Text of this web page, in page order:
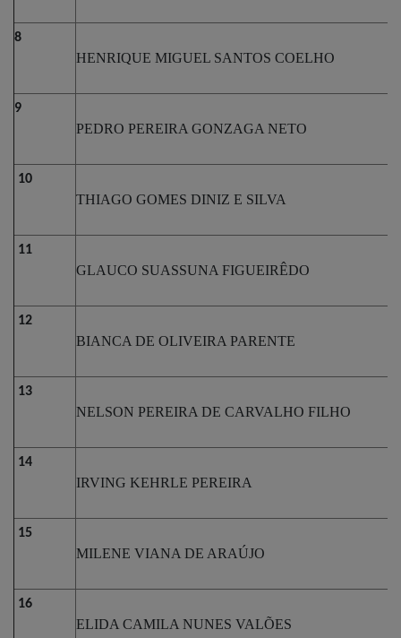
8
HENRIQUE MIGUEL SANTOS COELHO
9
PEDRO PEREIRA GONZAGA NETO
10
THIAGO GOMES DINIZ E SILVA
11
GLAUCO SUASSUNA FIGUEIRÊDO
12
BIANCA DE OLIVEIRA PARENTE
13
NELSON PEREIRA DE CARVALHO FILHO
14
IRVING KEHRLE PEREIRA
15
MILENE VIANA DE ARAÚJO
16
ELIDA CAMILA NUNES VALÕES